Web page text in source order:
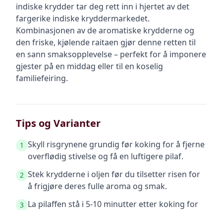
indiske krydder tar deg rett inn i hjertet av det
fargerike indiske kryddermarkedet.
Kombinasjonen av de aromatiske krydderne og
den friske, kjølende raitaen gjør denne retten til
en sann smaksopplevelse – perfekt for å imponere
gjester på en middag eller til en koselig
familiefeiring.
Tips og Varianter
1 Skyll risgrynene grundig før koking for å fjerne
overflødig stivelse og få en luftigere pilaf.
2 Stek krydderne i oljen før du tilsetter risen for
å frigjøre deres fulle aroma og smak.
3 La pilaffen stå i 5-10 minutter etter koking for